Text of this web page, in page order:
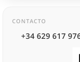
CONTACTO
+34 629 617